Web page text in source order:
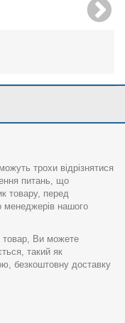
трохи відрізнятися
питань, що
товару, перед
нашого
Ви можете
такий як
безкоштовну доставку